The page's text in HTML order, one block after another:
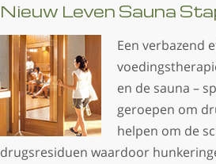
Nieuw Leven Sauna
Een verbazend
en de sauna –
geroepen om
helpen om de
drugsresiduen waardoor